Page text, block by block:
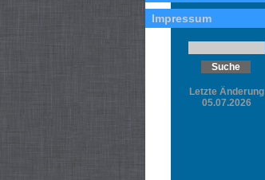
Impressum
Letzte Änderung
05.07.2026